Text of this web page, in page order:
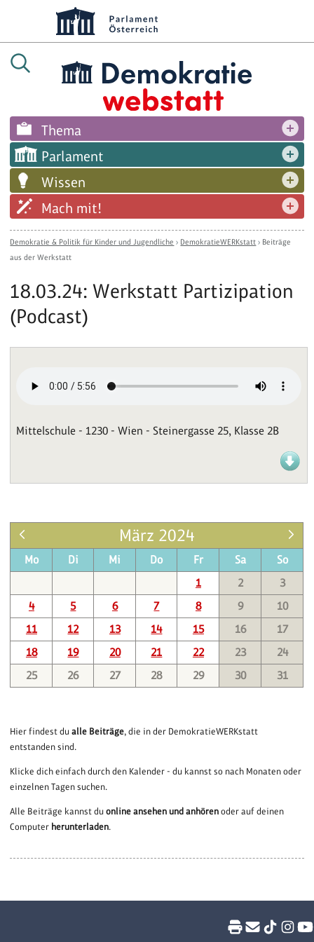
Thema
Parlament
Wissen
Mach mit!
Demokratie & Politik für Kinder und Jugendliche › DemokratieWERKstatt › Beiträge
aus der Werkstatt
18.03.24: Werkstatt Partizipation
(Podcast)
Mittelschule - 1230 - Wien - Steinergasse 25, Klasse 2B
März 2024
Mo Di Mi Do Fr Sa
So
1
2
3
4
5 6 7 8 9
10
11
12 13 14 15 16
17
18
19 20 21 22 23
24
25
26 27 28 29 30 31
Hier findest dualle Beiträge, die in der DemokratieWERKstatt
entstanden sind.
Klicke dich einfach durch den Kalender - du kannst so nach Monaten oder
einzelnen Tagen suchen.
Alle Beiträge kannst duonline ansehen und anhören oder auf deinen
Computer herunterladen.